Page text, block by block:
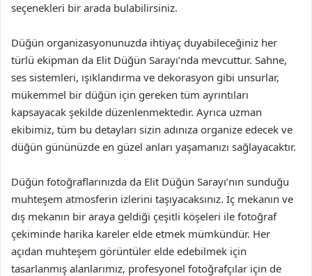
seçenekleri bir arada bulabilirsiniz.
Düğün organizasyonunuzda ihtiyaç duyabileceğiniz her
türlü ekipman da Elit Düğün Sarayı’nda mevcuttur. Sahne,
ses sistemleri, ışıklandırma ve dekorasyon gibi unsurlar,
mükemmel bir düğün için gereken tüm ayrıntıları
kapsayacak şekilde düzenlenmektedir. Ayrıca uzman
ekibimiz, tüm bu detayları sizin adınıza organize edecek ve
düğün gününüzde en güzel anları yaşamanızı sağlayacaktır.
Düğün fotoğraflarınızda da Elit Düğün Sarayı’nın sunduğu
muhteşem atmosferin izlerini taşıyacaksınız. İç mekanın ve
dış mekanın bir araya geldiği çeşitli köşeleri ile fotoğraf
çekiminde harika kareler elde etmek mümkündür. Her
açıdan muhteşem görüntüler elde edebilmek için
tasarlanmış alanlarımız, profesyonel fotoğrafçılar için de